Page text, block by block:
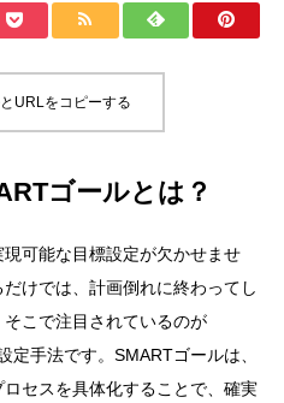
URLをコピーする
ゴールとは？
可能な目標設定が欠かせませ
けでは、計画倒れに終わってし
こで注目されているのが
定手法です。SMARTゴールは、
セスを具体化することで、確実